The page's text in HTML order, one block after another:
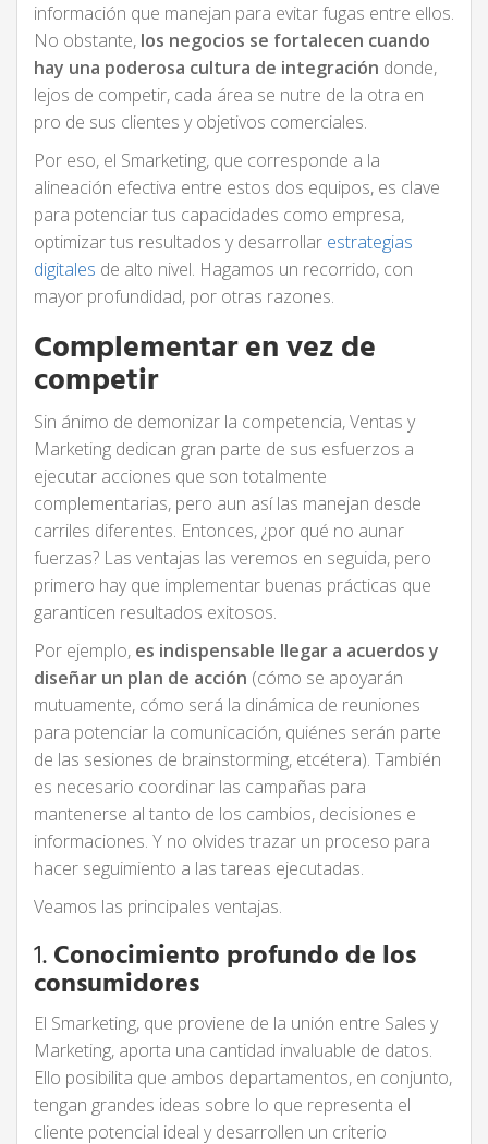
información que manejan para evitar fugas entre ellos.
No obstante, los negocios se fortalecen cuando
hay una poderosa cultura de integración donde,
lejos de competir, cada área se nutre de la otra en
pro de sus clientes y objetivos comerciales.
Por eso, el Smarketing, que corresponde a la
alineación efectiva entre estos dos equipos, es clave
para potenciar tus capacidades como empresa,
optimizar tus resultados y desarrollar estrategias
digitales de alto nivel. Hagamos un recorrido, con
mayor profundidad, por otras razones.
Complementar en vez de
competir
Sin ánimo de demonizar la competencia, Ventas y
Marketing dedican gran parte de sus esfuerzos a
ejecutar acciones que son totalmente
complementarias, pero aun así las manejan desde
carriles diferentes. Entonces, ¿por qué no aunar
fuerzas? Las ventajas las veremos en seguida, pero
primero hay que implementar buenas prácticas que
garanticen resultados exitosos.
Por ejemplo, es indispensable llegar a acuerdos y
diseñar un plan de acción (cómo se apoyarán
mutuamente, cómo será la dinámica de reuniones
para potenciar la comunicación, quiénes serán parte
de las sesiones de brainstorming, etcétera). También
es necesario coordinar las campañas para
mantenerse al tanto de los cambios, decisiones e
informaciones. Y no olvides trazar un proceso para
hacer seguimiento a las tareas ejecutadas.
Veamos las principales ventajas.
1.Conocimiento profundo de los
consumidores
El Smarketing, que proviene de la unión entre Sales y
Marketing, aporta una cantidad invaluable de datos.
Ello posibilita que ambos departamentos, en conjunto,
tengan grandes ideas sobre lo que representa el
cliente potencial ideal y desarrollen un criterio